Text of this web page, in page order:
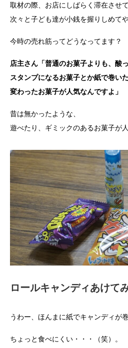
取材の際、お店にしばらく滞在させ
次々と子ども達が小銭を握りしめて
今時の売れ筋ってどうなってます？
店主さん「普通のお菓子よりも、酸
スタンプになるお菓子とか紙で巻い
変わったお菓子が人気なんですよ」
昔は無かったような、
遊べたり、ギミックのあるお菓子が
ロールキャンディあけて
うわー、ほんまに紙でキャンディが
ちょっと食べにくい・・・（笑）。